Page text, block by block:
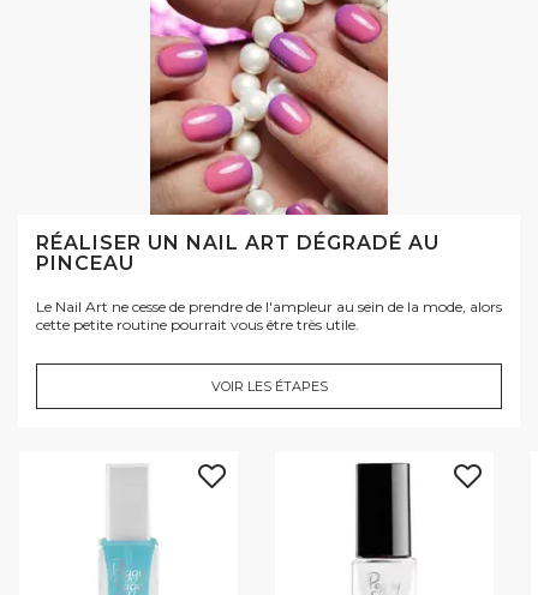
RÉALISER UN NAIL ART DÉGRADÉ AU
PINCEAU
Le Nail Art ne cesse de prendre de l'ampleur au sein de la mode, alors
cette petite routine pourrait vous être très utile.
VOIR LES ÉTAPES